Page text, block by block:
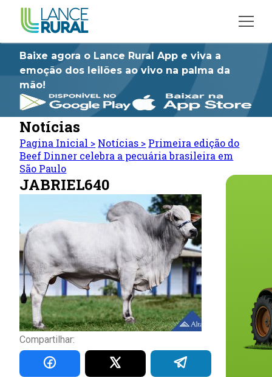
Baixe agora o Lance Rural App e viva a
emoção dos leilões ao vivo na palma da
mão!
Notícias
Pagina Inicial > Notícias > Primeira edição do
Beef Dinner celebra a pecuária brasileira em
São Paulo
JABRIEL640
Compartilhar: